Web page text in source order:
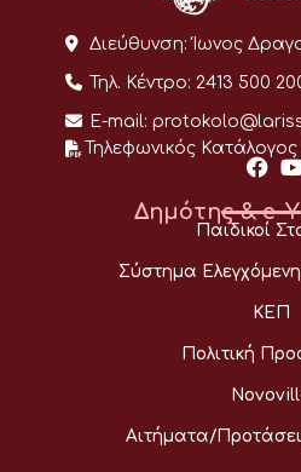
Διεύθυνση: Ίωνος
Τηλ. Κέντρο: 2413 500
E-mail:
Τηλεφωνικός
Δημότης & e-
Παιδικοί
Σύστημα
ΚΕΠ
Πολιτική
Αιτήματα/